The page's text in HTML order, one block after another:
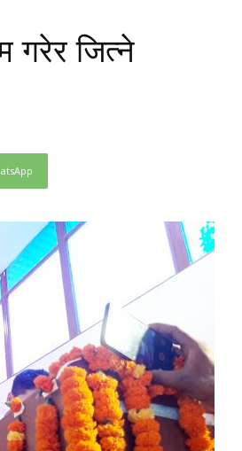
गरेर जित्ने